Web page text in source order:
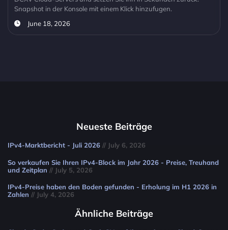
Snapshot in der Konsole mit einem Klick hinzufugen.
June 18, 2026
Neueste Beiträge
IPv4-Marktbericht - Juli 2026 // July 6, 2026
So verkaufen Sie Ihren IPv4-Block im Jahr 2026 - Preise, Treuhand
und Zeitplan // July 5, 2026
IPv4-Preise haben den Boden gefunden - Erholung im H1 2026 in
Zahlen // July 4, 2026
Ähnliche Beiträge